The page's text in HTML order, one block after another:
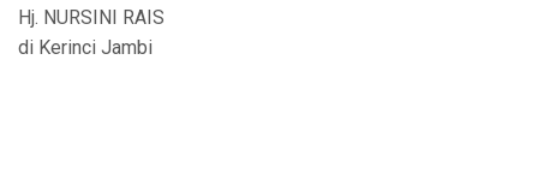
Hj. NURSINI RAIS
di Kerinci Jambi